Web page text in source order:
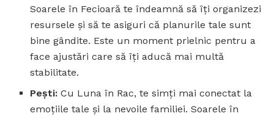
Soarele în Fecioară te îndeamnă să îți organizezi
resursele și să te asiguri că planurile tale sunt
bine gândite. Este un moment prielnic pentru a
face ajustări care să îți aducă mai multă
stabilitate.
Pești: Cu Luna în Rac, te simți mai conectat la
emoțiile tale și la nevoile familiei. Soarele în